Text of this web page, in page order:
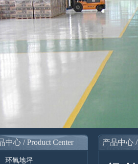
中心 / Product Center
环氧地坪
产品中心 /